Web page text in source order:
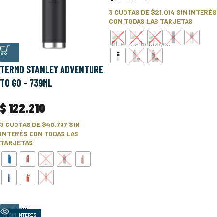
TERMO STANLEY ADVENTURE
TO GO – 739ML
$122.210
3 CUOTAS DE $40.737 SIN
INTERÉS CON TODAS LAS
TARJETAS
3 CUOTAS DE $21.014 SIN INTERÉS
CON TODAS LAS TARJETAS
SOLD OUT
3 SÍN INTERES